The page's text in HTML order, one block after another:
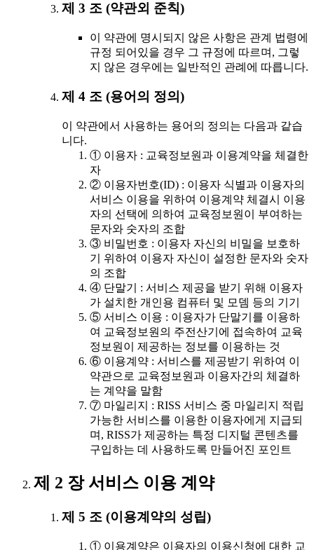
제 3 조 (약관외 준칙)
이 약관에 명시되지 않은 사항은 관계 법령에
규정 되어있을 경우 그 규정에 따르며, 그렇
지 않은 경우에는 일반적인 관례에 따릅니다.
제 4 조 (용어의 정의)
이 약관에서 사용하는 용어의 정의는 다음과 같습
니다.
① 이용자 : 교육정보원과 이용계약을 체결한
자
② 이용자번호(ID) : 이용자 식별과 이용자의
서비스 이용을 위하여 이용계약 체결시 이용
자의 선택에 의하여 교육정보원이 부여하는
문자와 숫자의 조합
③ 비밀번호 : 이용자 자신의 비밀을 보호하
기 위하여 이용자 자신이 설정한 문자와 숫자
의 조합
④ 단말기 : 서비스 제공을 받기 위해 이용자
가 설치한 개인용 컴퓨터 및 모뎀 등의 기기
⑤ 서비스 이용 : 이용자가 단말기를 이용하
여 교육정보원의 주전산기에 접속하여 교육
정보원이 제공하는 정보를 이용하는 것
⑥ 이용계약 : 서비스를 제공받기 위하여 이
약관으로 교육정보원과 이용자간의 체결하
는 계약을 말함
⑦ 마일리지 : RISS 서비스 중 마일리지 적립
가능한 서비스를 이용한 이용자에게 지급되
며, RISS가 제공하는 특정 디지털 콘텐츠를
구입하는 데 사용하도록 만들어진 포인트
제 2 장 서비스 이용 계약
제 5 조 (이용계약의 성립)
① 이용계약은 이용자의 이용신청에 대한 교